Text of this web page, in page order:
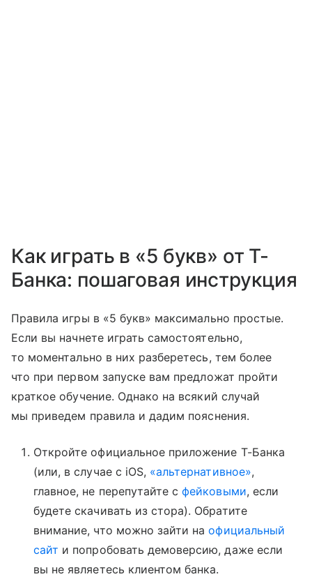
Как играть в «5 букв» от Т-
Банка: пошаговая инструкция
Правила игры в «5 букв» максимально простые.
Если вы начнете играть самостоятельно,
то моментально в них разберетесь, тем более
что при первом запуске вам предложат пройти
краткое обучение. Однако на всякий случай
мы приведем правила и дадим пояснения.
Откройте официальное приложение Т-Банка
(или, в случае с iOS, «альтернативное»,
главное, не перепутайте сфейковыми, если
будете скачивать из стора). Обратите
внимание, что можно зайти наофициальный
сайт и попробовать демоверсию, даже если
вы не являетесь клиентом банка.